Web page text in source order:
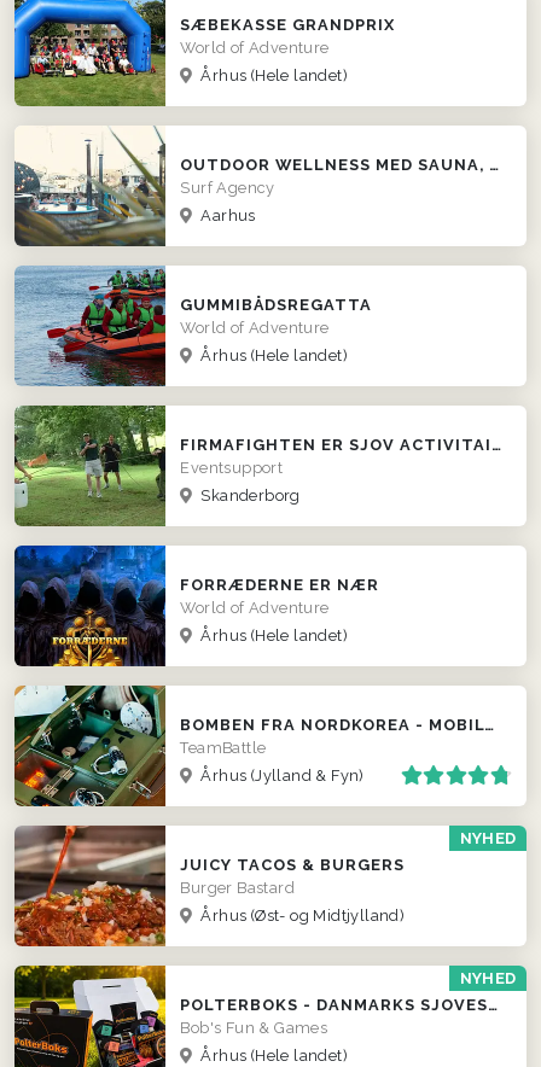
SÆBEKASSE GRANDPRIX
World of Adventure
Århus (Hele landet)
OUTDOOR WELLNESS MED SAUNA, VILDMARKSBAD OG SURFER VIBES
Surf Agency
Aarhus
GUMMIBÅDSREGATTA
World of Adventure
Århus (Hele landet)
FIRMAFIGHTEN ER SJOV ACTIVITAINMENT FOR FIRMAER
Eventsupport
Skanderborg
FORRÆDERNE ER NÆR
World of Adventure
Århus (Hele landet)
BOMBEN FRA NORDKOREA - MOBILT ESCAPE ROOM
TeamBattle
Århus (Jylland & Fyn)
NYHED
JUICY TACOS & BURGERS
Burger Bastard
Århus (Øst- og Midtjylland)
NYHED
POLTERBOKS - DANMARKS SJOVESTE POLTERABEND
Bob's Fun & Games
Århus (Hele landet)